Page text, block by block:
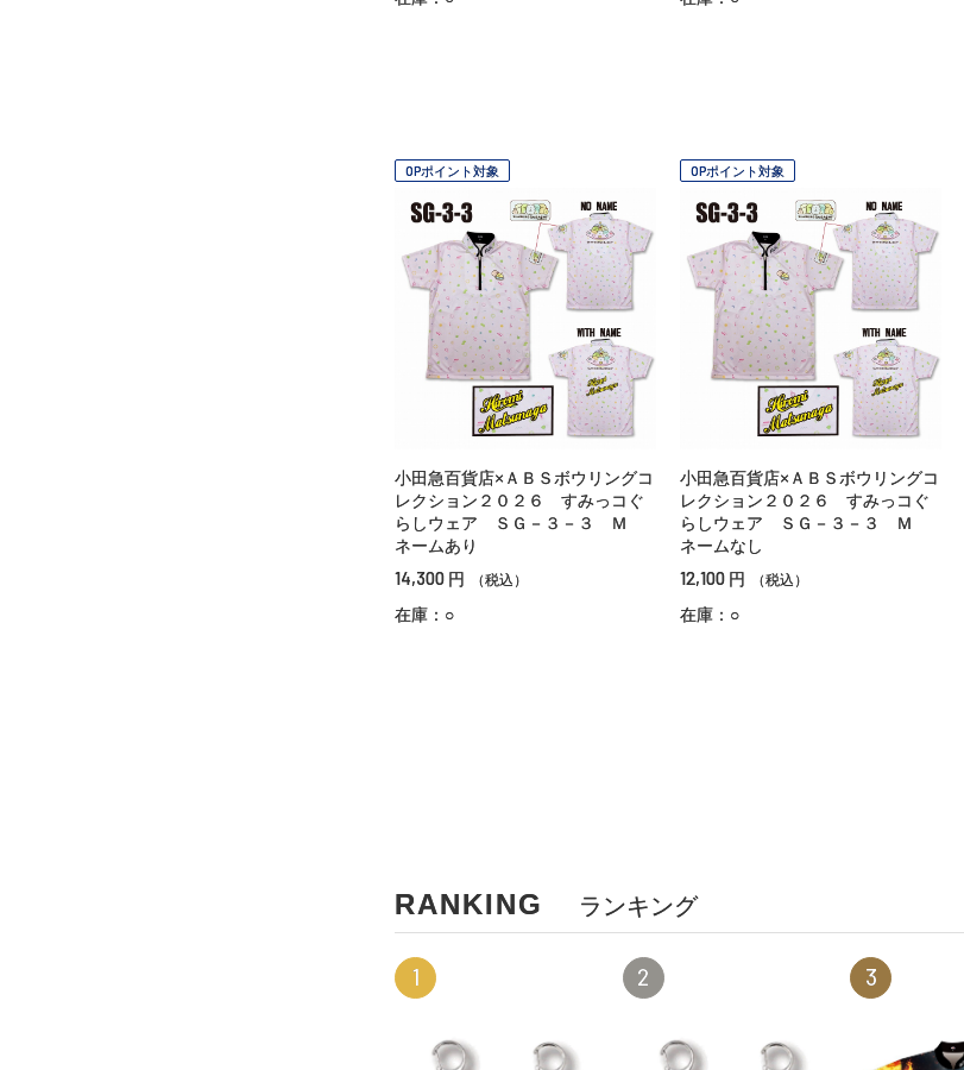
OPポイント対象
小田急百貨店×ＡＢＳボウリングコ
レクション２０２６ すみっコぐ
らしウェア ＳＧ－３－３ Ｍ
ネームあり
14,300 円 （税込）
在庫：○
OPポイント対象
小田急百貨店×ＡＢＳボウリングコ
レクション２０２６ すみっコぐ
らしウェア ＳＧ－３－３ Ｍ
ネームなし
12,100 円 （税込）
在庫：○
RANKING ランキング
1 2 3